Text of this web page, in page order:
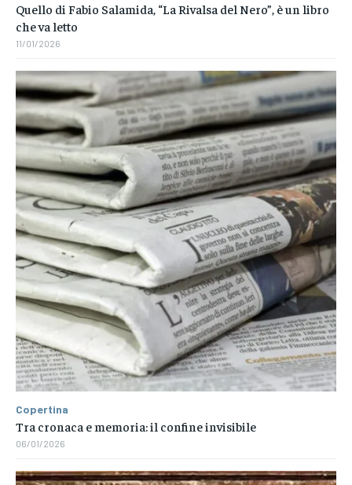
Quello di Fabio Salamida, “La Rivalsa del Nero”, è un libro
che va letto
11/01/2026
Copertina
Tra cronaca e memoria: il confine invisibile
06/01/2026